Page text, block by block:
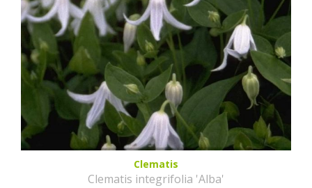
Clematis
Clematis integrifolia 'Alba'